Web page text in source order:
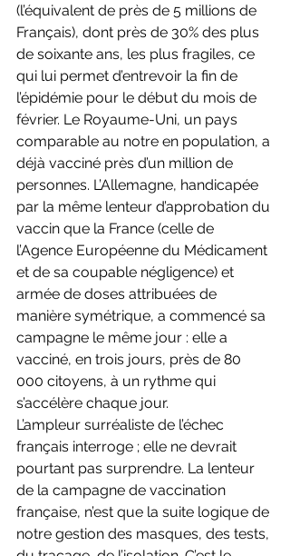
(l’équivalent de près de 5 millions de
Français), dont près de 30% des plus
de soixante ans, les plus fragiles, ce
qui lui permet d’entrevoir la fin de
l’épidémie pour le début du mois de
février. Le Royaume-Uni, un pays
comparable au notre en population, a
déjà vacciné près d’un million de
personnes. L’Allemagne, handicapée
par la même lenteur d’approbation du
vaccin que la France (celle de
l’Agence Européenne du Médicament
et de sa coupable négligence) et
armée de doses attribuées de
manière symétrique, a commencé sa
campagne le même jour : elle a
vacciné, en trois jours, près de 80
000 citoyens, à un rythme qui
s’accélère chaque jour.
L’ampleur surréaliste de l’échec
français interroge ; elle ne devrait
pourtant pas surprendre. La lenteur
de la campagne de vaccination
française, n’est que la suite logique de
notre gestion des masques, des tests,